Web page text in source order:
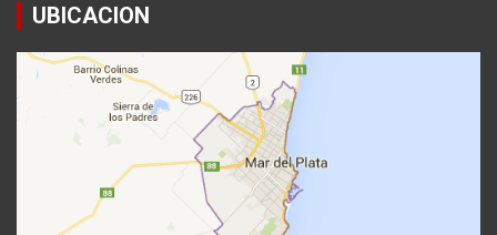
UBICACION